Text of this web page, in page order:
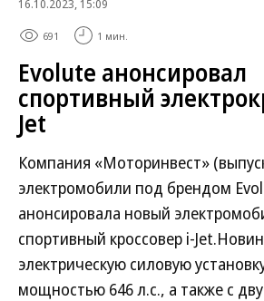
16.10.2023, 15:09
691 1 мин.
Evolute анонсировал
спортивный
Jet
Компания «Моторинвест»
электромобили под брендом
анонсировала новый
спортивный кроссовер i-
электрическую силовую
мощностью 646 л.с., а также с